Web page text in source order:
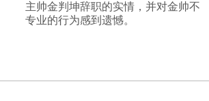
主帅金判坤辞职的实情，并对金帅不
专业的行为感到遗憾。